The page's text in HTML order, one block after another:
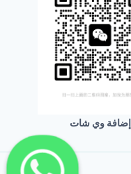
إضافة وي شات